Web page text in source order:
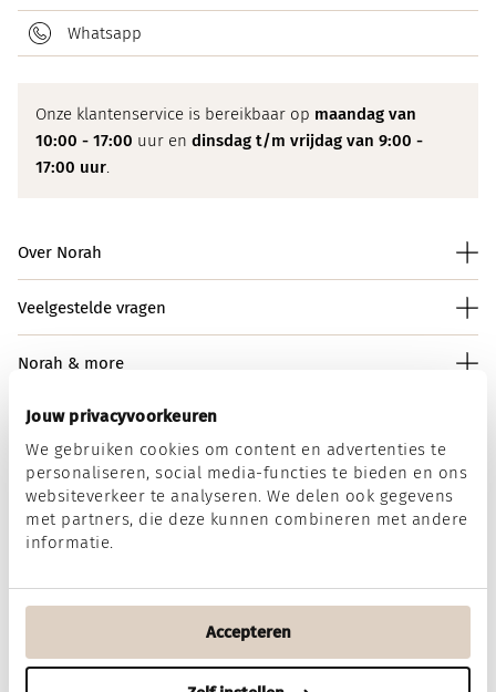
Jouw privacyvoorkeuren
We gebruiken cookies om content en advertenties te
personaliseren, social media-functies te bieden en ons
websiteverkeer te analyseren. We delen ook gegevens
met partners, die deze kunnen combineren met andere
informatie.
Accepteren
Whatsapp
Onze klantenservice is bereikbaar op maandag van
10:00 - 17:00 uur en dinsdag t/m vrijdag van 9:00 -
17:00 uur.
Over Norah
Veelgestelde vragen
Norah & more
Norah op social media
DisclaimerPrivacy & Cookies